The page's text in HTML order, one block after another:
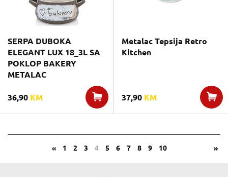
SERPA DUBOKA
ELEGANT LUX 18_3L SA
POKLOP BAKERY
METALAC
36,90 KM
Metalac Tepsija Retro
Kitchen
37,90 KM
« 1 2 3 4 5 6 7 8 9 10 »